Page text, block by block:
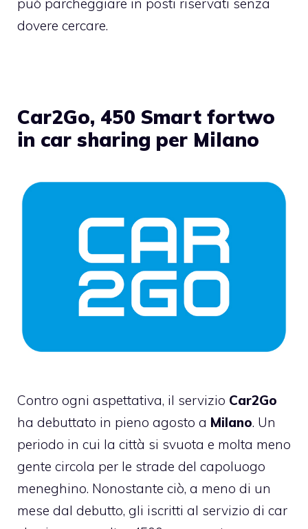
può parcheggiare in posti riservati senza
dovere cercare.
Car2Go, 450 Smart fortwo
in car sharing per Milano
Contro ogni aspettativa, il servizio Car2Go
ha debuttato in pieno agosto a Milano. Un
periodo in cui la città si svuota e molta meno
gente circola per le strade del capoluogo
meneghino. Nonostante ciò, a meno di un
mese dal debutto, gli iscritti al servizio di car